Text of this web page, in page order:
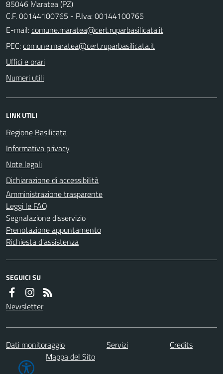
85046 Maratea (PZ)
C.F. 00144100765 - P.Iva: 00144100765
E-mail:
PEC:
Uffici e orari
Numeri utili
LINK UTILI
Regione Basilicata
Informativa privacy
Note legali
Dichiarazione di accessibilità
Amministrazione trasparente
Leggi le FAQ
Segnalazione disservizio
Prenotazione appuntamento
Richiesta d'assistenza
SEGUICI SU
Newsletter
Dati monitoraggio Servizi
Credits
Mappa del Sito